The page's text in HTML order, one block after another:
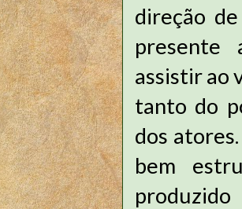
direção
presente
assistir ao
tanto do
dos
bem